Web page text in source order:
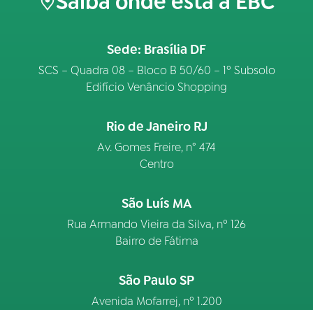
Sede: Brasília DF
SCS – Quadra 08 – Bloco B 50/60 – 1º Subsolo
Edifício Venâncio Shopping
Rio de Janeiro RJ
Av. Gomes Freire, n° 474
Centro
São Luís MA
Rua Armando Vieira da Silva, nº 126
Bairro de Fátima
São Paulo SP
Avenida Mofarrej, nº 1.200